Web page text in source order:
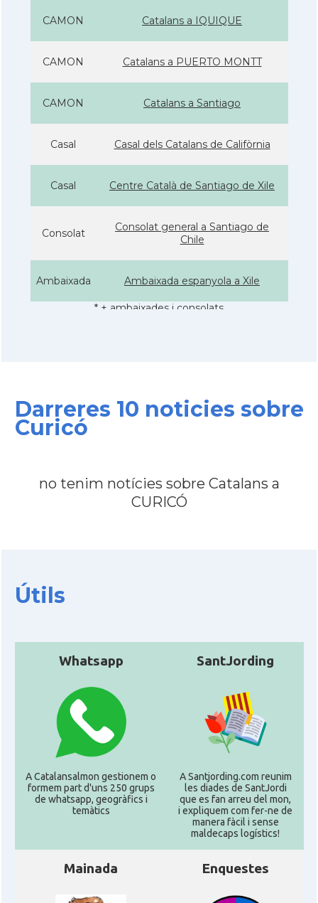
CAMON Catalans a IQUIQUE
CAMON Catalans a PUERTO MONTT
CAMON Catalans a Santiago
Casal Casal dels Catalans de Califòrnia
Casal Centre Català de Santiago de Xile
Consolat
Consolat general a Santiago de
Chile
Ambaixada Ambaixada espanyola a Xile
* + ambaixades i consolats
Darreres 10 noticies sobre
Curicó
no tenim notícies sobre Catalans a
CURICÓ
Útils
Whatsapp
A Catalansalmon gestionem o
formem part d'uns 250 grups
de whatsapp, geogràfics i
temàtics
SantJording
A Santjording.com reunim
les diades de SantJordi
que es fan arreu del mon,
i expliquem com fer-ne de
manera fàcil i sense
maldecaps logí­stics!
Mainada Enquestes